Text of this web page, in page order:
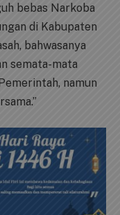
bebas Narkoba
di Kabupaten
bahwasanya
semata-mata
namun